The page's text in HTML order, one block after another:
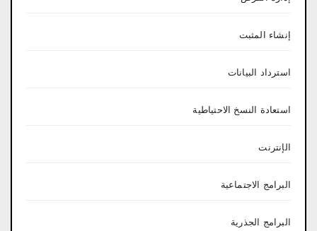
إنشاء المثبت
استرداد البيانات
استعادة النسخ الاحتياطية
الإنترنت
البرامج الاجتماعية
البرامج الجذرية